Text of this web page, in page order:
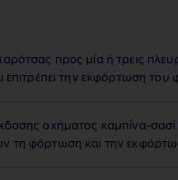
προς μία ή τρεις
επιτρέπει την εκφόρτωση
οχήματος
τη φόρτωση και την